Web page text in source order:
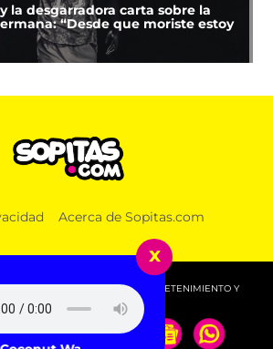
la desgarradora carta sobre la
“Desde que moriste estoy
Acerca de Sopitas.com
NOTICIAS, DEPORTES, ENTRETENIMIENTO Y
x